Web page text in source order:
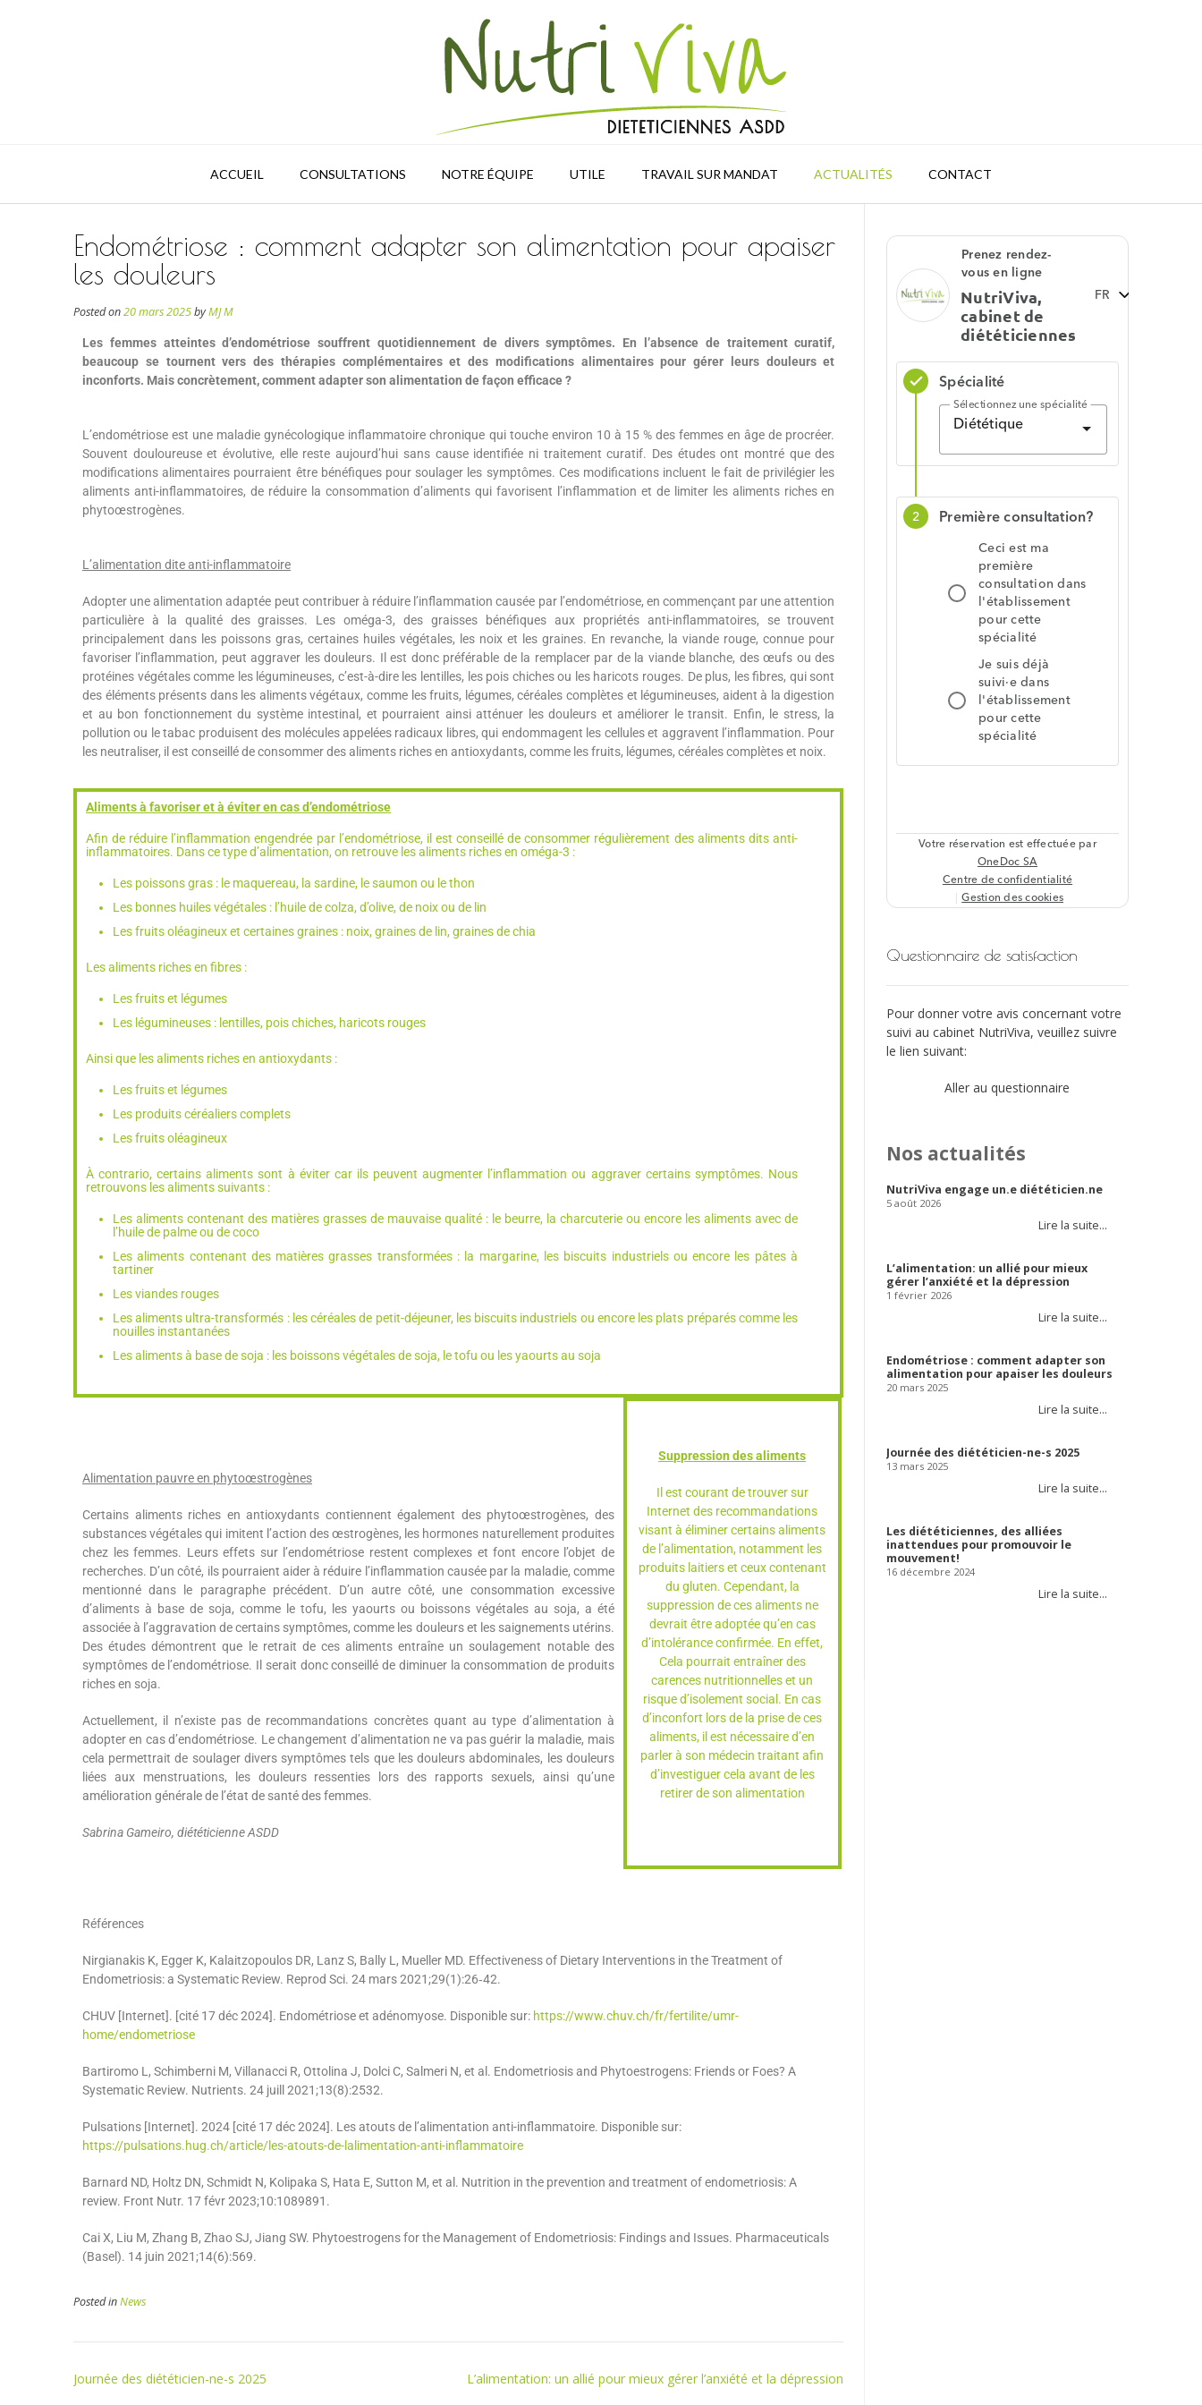
ACCUEIL CONSULTATIONS NOTRE ÉQUIPE UTILE TRAVAIL SUR MANDAT ACTUALITÉS CONTACT
Endométriose : comment adapter son alimentation pour apaiser
les douleurs
Posted on20 mars 2025byMJ M
Les femmes atteintes d’endométriose souffrent quotidiennement de divers symptômes. En l’absence de traitement curatif,
beaucoup se tournent vers des thérapies complémentaires et des modifications alimentaires pour gérer leurs douleurs et
inconforts. Mais concrètement, comment adapter son alimentation de façon efficace ?
L’endométriose est une maladie gynécologique inflammatoire chronique qui touche environ 10 à 15 % des femmes en âge de procréer.
Souvent douloureuse et évolutive, elle reste aujourd’hui sans cause identifiée ni traitement curatif. Des études ont montré que des
modifications alimentaires pourraient être bénéfiques pour soulager les symptômes. Ces modifications incluent le fait de privilégier les
aliments anti-inflammatoires, de réduire la consommation d’aliments qui favorisent l’inflammation et de limiter les aliments riches en
phytoœstrogènes.
L’alimentation dite anti-inflammatoire
Adopter une alimentation adaptée peut contribuer à réduire l’inflammation causée par l’endométriose, en commençant par une attention
particulière à la qualité des graisses. Les oméga-3, des graisses bénéfiques aux propriétés anti-inflammatoires, se trouvent
principalement dans les poissons gras, certaines huiles végétales, les noix et les graines. En revanche, la viande rouge, connue pour
favoriser l’inflammation, peut aggraver les douleurs. Il est donc préférable de la remplacer par de la viande blanche, des œufs ou des
protéines végétales comme les légumineuses, c’est-à-dire les lentilles, les pois chiches ou les haricots rouges. De plus, les fibres, qui sont
des éléments présents dans les aliments végétaux, comme les fruits, légumes, céréales complètes et légumineuses, aident à la digestion
et au bon fonctionnement du système intestinal, et pourraient ainsi atténuer les douleurs et améliorer le transit. Enfin, le stress, la
pollution ou le tabac produisent des molécules appelées radicaux libres, qui endommagent les cellules et aggravent l’inflammation. Pour
les neutraliser, il est conseillé de consommer des aliments riches en antioxydants, comme les fruits, légumes, céréales complètes et noix.
Aliments à favoriser et à éviter en cas d’endométriose
Afin de réduire l’inflammation engendrée par l’endométriose, il est conseillé de consommer régulièrement des aliments dits anti-
inflammatoires. Dans ce type d’alimentation, on retrouve les aliments riches en oméga-3 :
Les poissons gras : le maquereau, la sardine, le saumon ou le thon
Les bonnes huiles végétales : l’huile de colza, d’olive, de noix ou de lin
Les fruits oléagineux et certaines graines : noix, graines de lin, graines de chia
Les aliments riches en fibres :
Les fruits et légumes
Les légumineuses : lentilles, pois chiches, haricots rouges
Ainsi que les aliments riches en antioxydants :
Les fruits et légumes
Les produits céréaliers complets
Les fruits oléagineux
À contrario, certains aliments sont à éviter car ils peuvent augmenter l’inflammation ou aggraver certains symptômes. Nous
retrouvons les aliments suivants :
Les aliments contenant des matières grasses de mauvaise qualité : le beurre, la charcuterie ou encore les aliments avec de
l’huile de palme ou de coco
Les aliments contenant des matières grasses transformées : la margarine, les biscuits industriels ou encore les pâtes à
tartiner
Les viandes rouges
Les aliments ultra-transformés : les céréales de petit-déjeuner, les biscuits industriels ou encore les plats préparés comme les
nouilles instantanées
Les aliments à base de soja : les boissons végétales de soja, le tofu ou les yaourts au soja
Alimentation pauvre en phytoœstrogènes
Certains aliments riches en antioxydants contiennent également des phytoœstrogènes, des
substances végétales qui imitent l’action des œstrogènes, les hormones naturellement produites
chez les femmes. Leurs effets sur l’endométriose restent complexes et font encore l’objet de
recherches. D’un côté, ils pourraient aider à réduire l’inflammation causée par la maladie, comme
mentionné dans le paragraphe précédent. D’un autre côté, une consommation excessive
d’aliments à base de soja, comme le tofu, les yaourts ou boissons végétales au soja, a été
associée à l’aggravation de certains symptômes, comme les douleurs et les saignements utérins.
Des études démontrent que le retrait de ces aliments entraîne un soulagement notable des
symptômes de l’endométriose. Il serait donc conseillé de diminuer la consommation de produits
riches en soja.
Actuellement, il n’existe pas de recommandations concrètes quant au type d’alimentation à
adopter en cas d’endométriose. Le changement d’alimentation ne va pas guérir la maladie, mais
cela permettrait de soulager divers symptômes tels que les douleurs abdominales, les douleurs
liées aux menstruations, les douleurs ressenties lors des rapports sexuels, ainsi qu’une
amélioration générale de l’état de santé des femmes.
Sabrina Gameiro, diététicienne ASDD
Suppression des aliments
Il est courant de trouver sur
Internet des recommandations
visant à éliminer certains aliments
de l’alimentation, notamment les
produits laitiers et ceux contenant
du gluten. Cependant, la
suppression de ces aliments ne
devrait être adoptée qu’en cas
d’intolérance confirmée. En effet,
Cela pourrait entraîner des
carences nutritionnelles et un
risque d’isolement social. En cas
d’inconfort lors de la prise de ces
aliments, il est nécessaire d’en
parler à son médecin traitant afin
d’investiguer cela avant de les
retirer de son alimentation
Références
Nirgianakis K, Egger K, Kalaitzopoulos DR, Lanz S, Bally L, Mueller MD. Effectiveness of Dietary Interventions in the Treatment of
Endometriosis: a Systematic Review. Reprod Sci. 24 mars 2021;29(1):26‑42.
CHUV [Internet]. [cité 17 déc 2024]. Endométriose et adénomyose. Disponible sur: https://www.chuv.ch/fr/fertilite/umr-
home/endometriose
Bartiromo L, Schimberni M, Villanacci R, Ottolina J, Dolci C, Salmeri N, et al. Endometriosis and Phytoestrogens: Friends or Foes? A
Systematic Review. Nutrients. 24 juill 2021;13(8):2532.
Pulsations [Internet]. 2024 [cité 17 déc 2024]. Les atouts de l’alimentation anti-inflammatoire. Disponible sur:
https://pulsations.hug.ch/article/les-atouts-de-lalimentation-anti-inflammatoire
Barnard ND, Holtz DN, Schmidt N, Kolipaka S, Hata E, Sutton M, et al. Nutrition in the prevention and treatment of endometriosis: A
review. Front Nutr. 17 févr 2023;10:1089891.
Cai X, Liu M, Zhang B, Zhao SJ, Jiang SW. Phytoestrogens for the Management of Endometriosis: Findings and Issues. Pharmaceuticals
(Basel). 14 juin 2021;14(6):569.
Posted inNews
Journée des diététicien-ne-s 2025 L’alimentation: un allié pour mieux gérer l’anxiété et la dépression
Questionnaire de satisfaction
Pour donner votre avis concernant votre
suivi au cabinet NutriViva, veuillez suivre
le lien suivant:
Aller au questionnaire
Nos actualités
NutriViva engage un.e diététicien.ne
5 août 2026
Lire la suite…
L’alimentation: un allié pour mieux
gérer l’anxiété et la dépression
1 février 2026
Lire la suite…
Endométriose : comment adapter son
alimentation pour apaiser les douleurs
20 mars 2025
Lire la suite…
Journée des diététicien-ne-s 2025
13 mars 2025
Lire la suite…
Les diététiciennes, des alliées
inattendues pour promouvoir le
mouvement!
16 décembre 2024
Lire la suite…